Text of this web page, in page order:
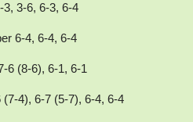
3-6, 6-3, 6-4
6-4, 6-4, 6-4
6 (8-6), 6-1, 6-1
4), 6-7 (5-7), 6-4, 6-4